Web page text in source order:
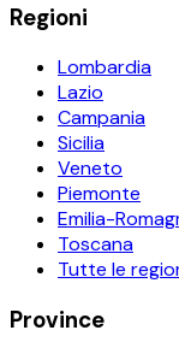
Regioni
Lombardia
Lazio
Campania
Sicilia
Veneto
Piemonte
Emilia-
Toscana
Tutte le
Province